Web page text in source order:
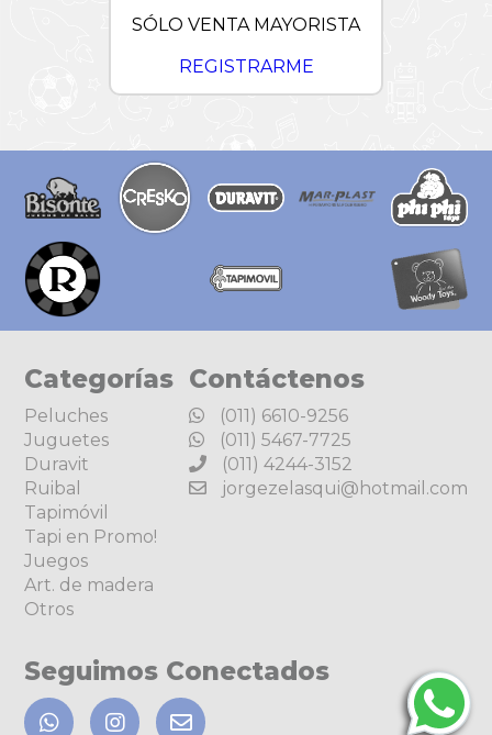
SÓLO VENTA MAYORISTA
REGISTRARME
Categorías
Peluches
Juguetes
Duravit
Ruibal
Tapimóvil
Tapi en Promo!
Juegos
Art. de madera
Otros
Contáctenos
(011) 6610-9256
(011) 5467-7725
(011) 4244-3152
jorgezelasqui@hotmail.com
Seguimos Conectados